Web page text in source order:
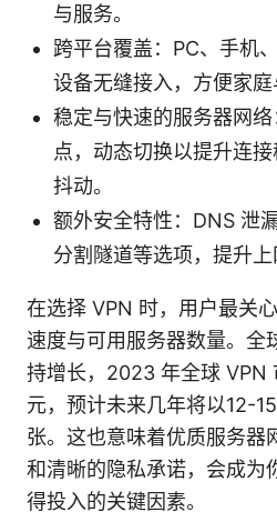
与服务。
跨平台覆盖：PC、手机
设备无缝接入，方便家庭
稳定与快速的服务器网
点，动态切换以提升连
抖动。
额外安全特性：DNS 泄
分割隧道等选项，提升上
在选择 VPN 时，用户最关
速度与可用服务器数量。全
持增长，2023 年全球 VPN
元，预计未来几年将以12-
张。这也意味着优质服务器
和清晰的隐私承诺，会成为
得投入的关键因素。